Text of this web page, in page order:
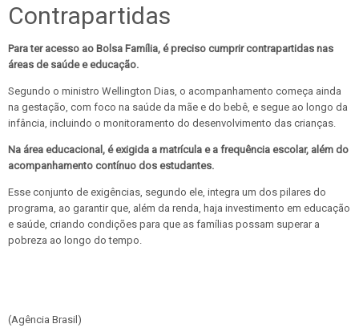
Contrapartidas
Para ter acesso ao Bolsa Família, é preciso cumprir contrapartidas nas
áreas de saúde e educação.
Segundo o ministro Wellington Dias, o acompanhamento começa ainda
na gestação, com foco na saúde da mãe e do bebê, e segue ao longo da
infância, incluindo o monitoramento do desenvolvimento das crianças.
Na área educacional, é exigida a matrícula e a frequência escolar, além do
acompanhamento contínuo dos estudantes.
Esse conjunto de exigências, segundo ele, integra um dos pilares do
programa, ao garantir que, além da renda, haja investimento em educação
e saúde, criando condições para que as famílias possam superar a
pobreza ao longo do tempo.
(Agência Brasil)